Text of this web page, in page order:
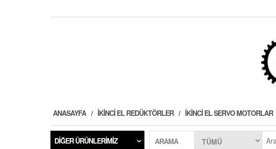
ANASAYFA İKINCI EL REDÜKTÖRLER İKINCI EL SERVO MOTORLAR
DIĞER ÜRÜNLERIMIZ ARAMA